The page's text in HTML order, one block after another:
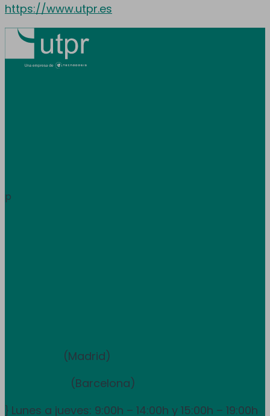
https://www.utpr.es
p
(Madrid)
(Barcelona)
} Lunes a jueves: 9:00h – 14:00h y 15:00h – 19:00h